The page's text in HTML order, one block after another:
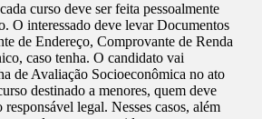
curso deve ser feita pessoalmente
O interessado deve levar Documentos
de Endereço, Comprovante de Renda
caso tenha. O candidato vai
de Avaliação Socioeconômica no ato
destinado a menores, quem deve
responsável legal. Nesses casos, além